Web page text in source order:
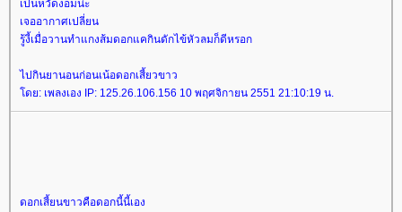
เป็นหวัดงอมน่ะ
เจออากาศเปลี่ยน
รู้งี้เมื่อวานทำแกงส้มดอกแคกินดักไข้หัวลมก็ดีหรอก
ไปกินยานอนก่อนเน้อดอกเสี้ยวขาว
ดย: เพลงเอง IP: 125.26.106.156 10 พฤศจิกายน 2551 21:10:19 น.
ดอกเสี้ยนขาวคือดอกนี้นี้เอง